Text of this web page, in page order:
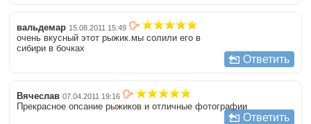
вальдемар 15.08.2011 15:49
очень вкусный этот рыжик.мы солили его в
сибири в бочках
Ответить
Вячеслав 07.04.2011 19:16
Прекрасное опсание рыжиков и отличные фотографии
Ответить